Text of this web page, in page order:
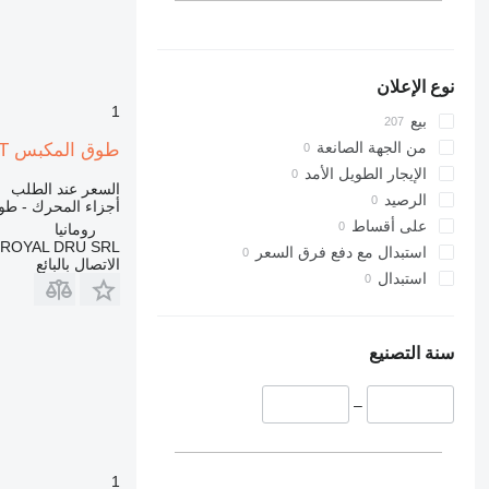
317
318
320
321
323
324
325
330
349
نوع الإعلان
بيع
من الجهة الصانعة
الإيجار الطويل الأمد
الرصيد
على أقساط
استبدال مع دفع فرق السعر
استبدال
سنة التصنيع
–
1
طوق المكبس SET حلقات المكابس والمكابس للمحركات لـ آلات البناء Deutz BF3L2011
السعر عند الطلب
أجزاء المحرك -
رومانيا
ROYAL DRU SRL
الاتصال بالبائع
1